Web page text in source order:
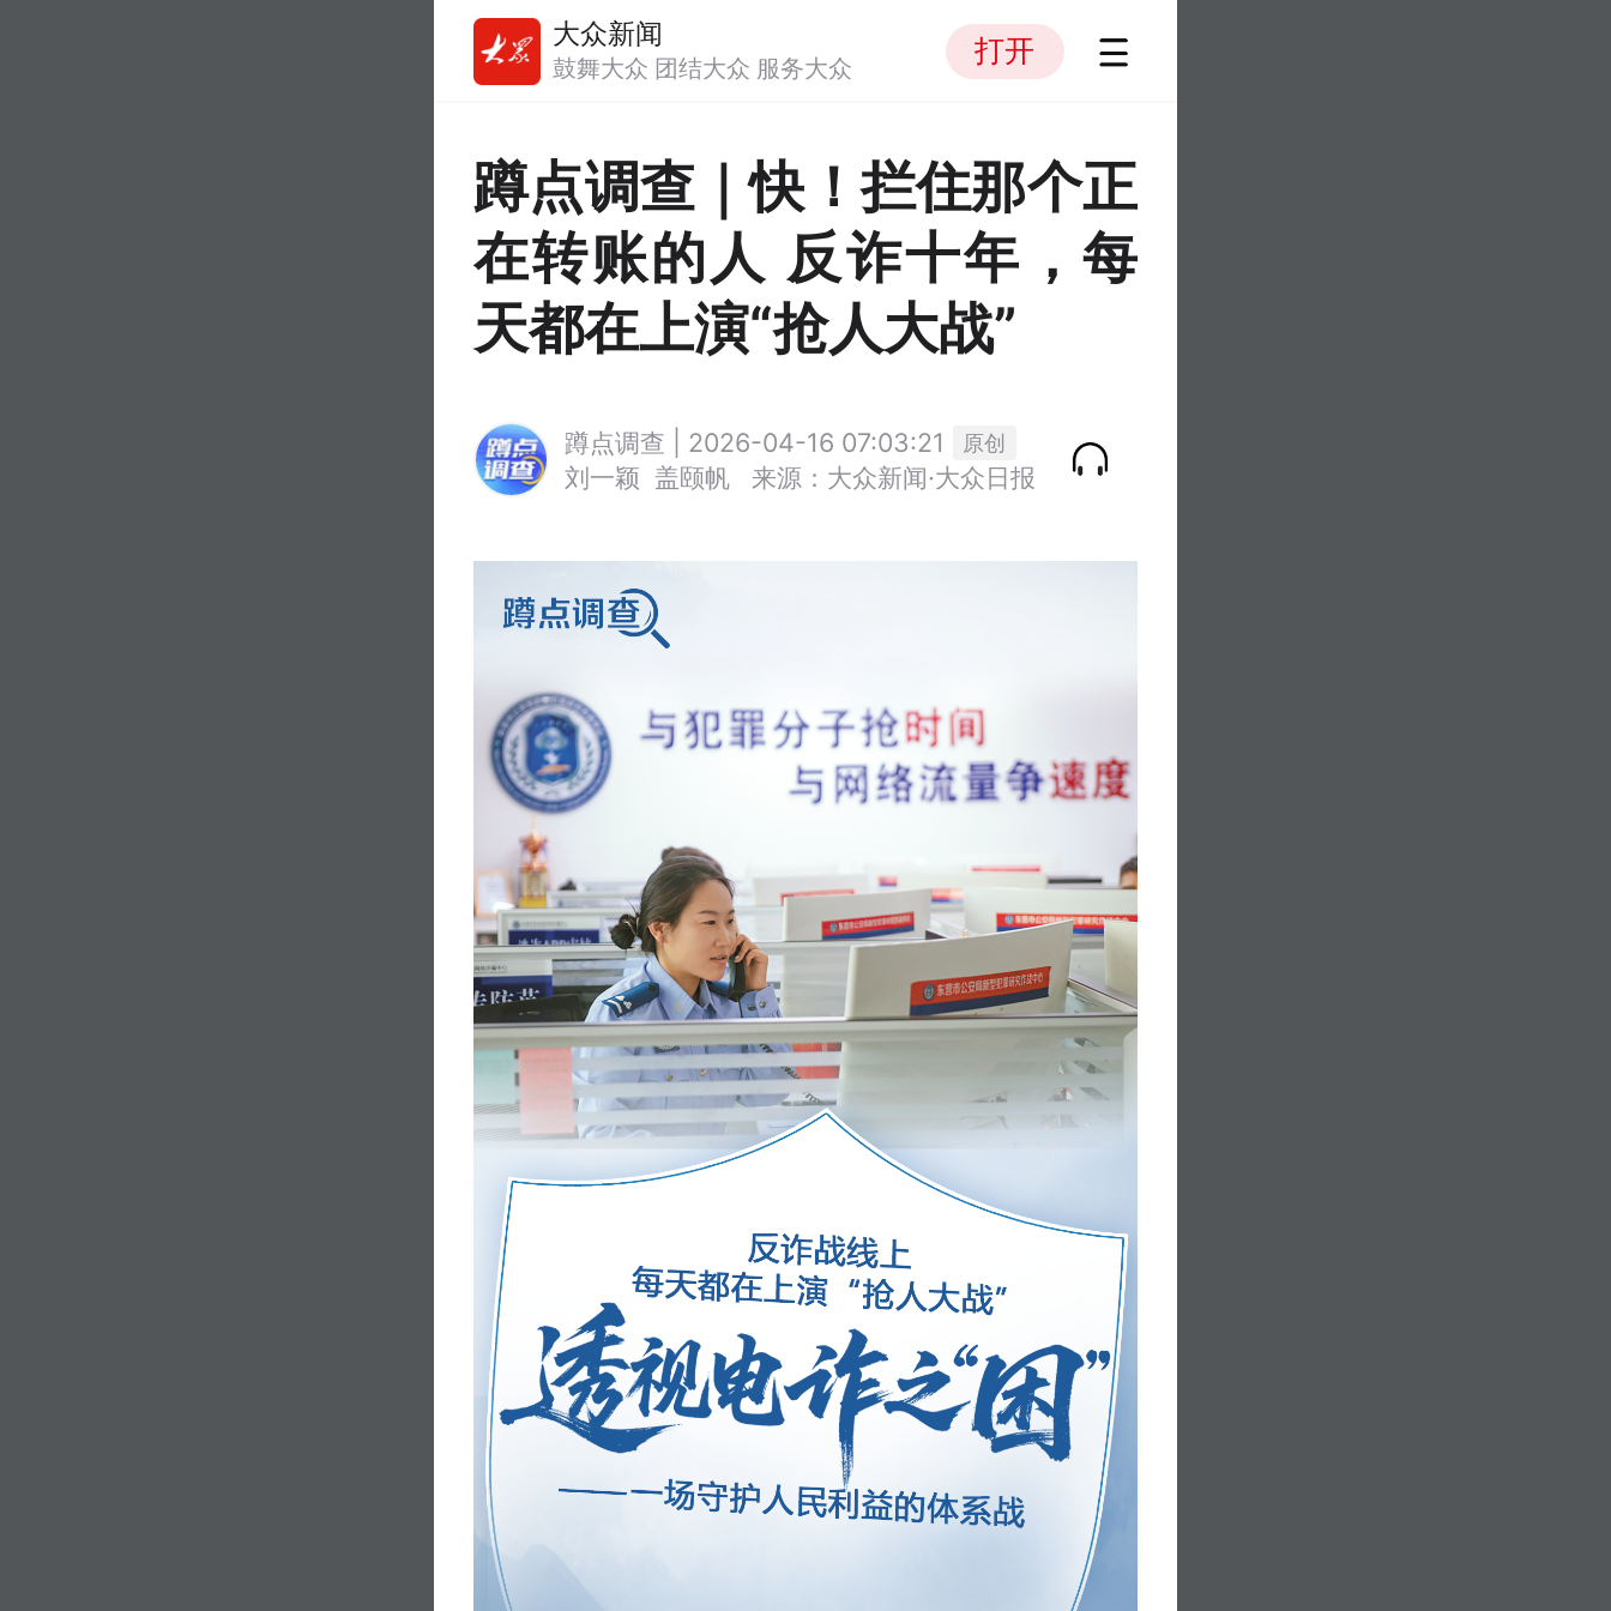
大众新闻
鼓舞大众 团结大众 服务大众 打开
蹲点调查｜快！拦住那个正
在转账的人 反诈十年，每
天都在上演“抢人大战”
蹲点调查 | 2026-04-16 07:03:21 原创
刘一颖 盖颐帆 来源：大众新闻·大众日报